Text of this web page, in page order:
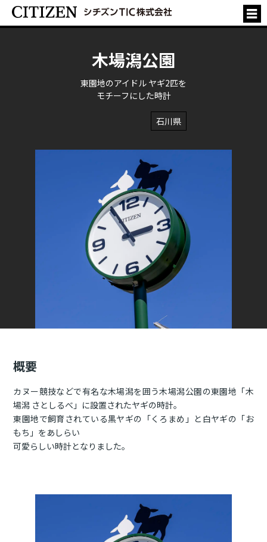
木場潟公園
東園地のアイドル ヤギ2匹を
モチーフにした時計
石川県
概要
カヌー競技などで有名な木場潟を囲う木場潟公園の東園地「木
場潟 さとしるべ」に設置されたヤギの時計。
東園地で飼育されている黒ヤギの「くろまめ」と白ヤギの「お
もち」をあしらい
可愛らしい時計となりました。